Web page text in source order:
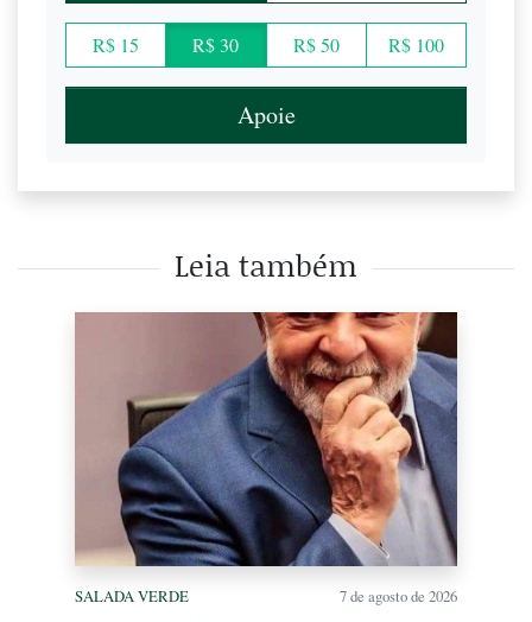
R$ 15 R$ 30 R$ 50 R$ 100
Apoie
Leia também
SALADA VERDE 7 de agosto de 2026